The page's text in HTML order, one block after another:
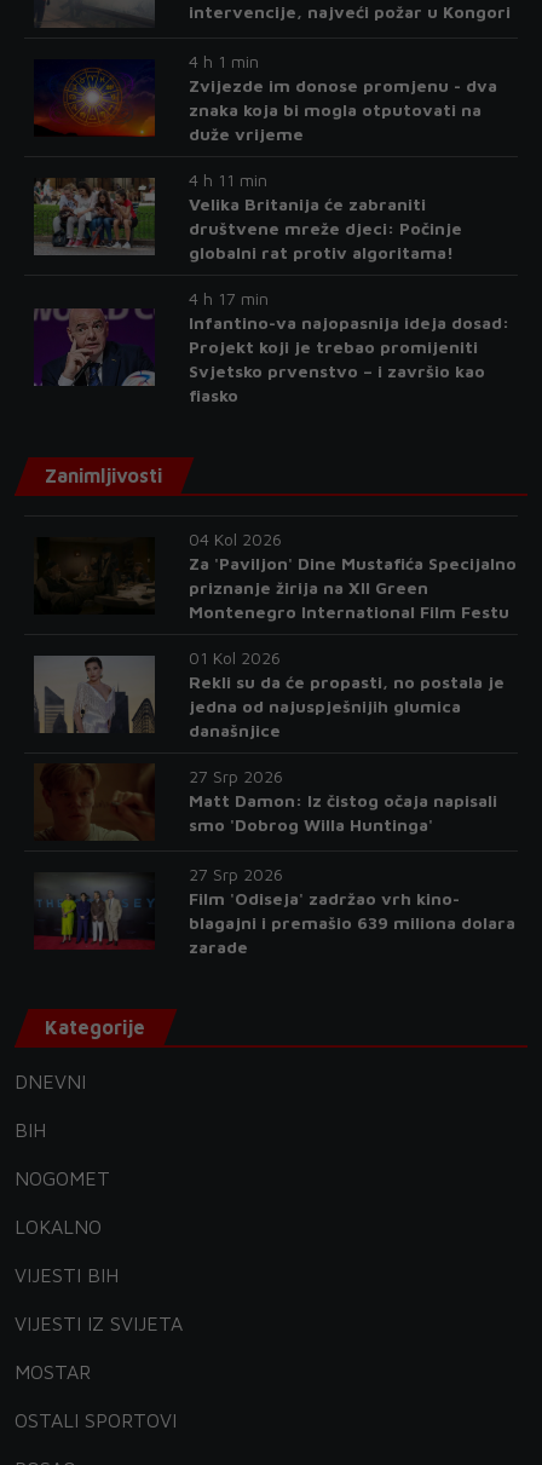
intervencije, najveći požar u Kongori
4 h 1 min
Zvijezde im donose promjenu - dva
znaka koja bi mogla otputovati na
duže vrijeme
4 h 11 min
Velika Britanija će zabraniti
društvene mreže djeci: Počinje
globalni rat protiv algoritama!
4 h 17 min
Infantino-va najopasnija ideja dosad:
Projekt koji je trebao promijeniti
Svjetsko prvenstvo – i završio kao
fiasko
Zanimljivosti
04 Kol 2026
Za 'Paviljon' Dine Mustafića Specijalno
priznanje žirija na XII Green
Montenegro International Film Festu
01 Kol 2026
Rekli su da će propasti, no postala je
jedna od najuspješnijih glumica
današnjice
27 Srp 2026
Matt Damon: Iz čistog očaja napisali
smo 'Dobrog Willa Huntinga'
27 Srp 2026
Film 'Odiseja' zadržao vrh kino-
blagajni i premašio 639 miliona dolara
zarade
Kategorije
DNEVNI
BIH
NOGOMET
LOKALNO
VIJESTI BIH
VIJESTI IZ SVIJETA
MOSTAR
OSTALI SPORTOVI